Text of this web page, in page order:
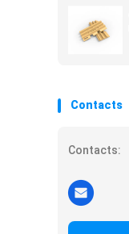
Contacts
Contacts: